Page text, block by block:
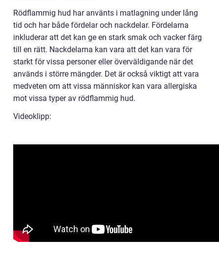
Rödflammig hud har använts i matlagning under lång
tid och har både fördelar och nackdelar. Fördelarna
inkluderar att det kan ge en stark smak och vacker färg
till en rätt. Nackdelarna kan vara att det kan vara för
starkt för vissa personer eller överväldigande när det
används i större mängder. Det är också viktigt att vara
medveten om att vissa människor kan vara allergiska
mot vissa typer av rödflammig hud.
Videoklipp: